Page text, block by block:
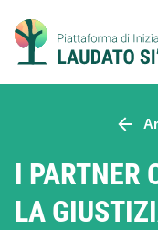
content
I PARTNER
LA